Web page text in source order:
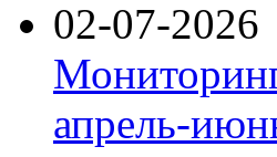
02-07-2026
апрель-